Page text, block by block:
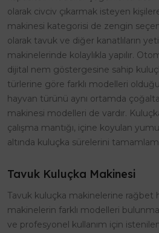
olarak civciv çıkarmak isteyen
makinesi kategorisi de zengin
olarak tavuk ve diğer kanatlıların
makinelerinde kolaylıkla yapılır.
dijital nem göstergesine sahip
türlerine göre farklı modelleri
hayvan türünü aynı ortamda
makinesi modelleri de vardır.
çalışma mantığı, içine koyulan
altında kuluçka sürelerini
Tavuk Kuluçka Makinesi
Tavuk kuluçka makinelerine rağbet
makinelerin farklı modelleri
ve profesyonel kullanım için